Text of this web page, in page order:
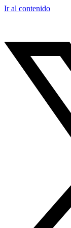
Ir al contenido